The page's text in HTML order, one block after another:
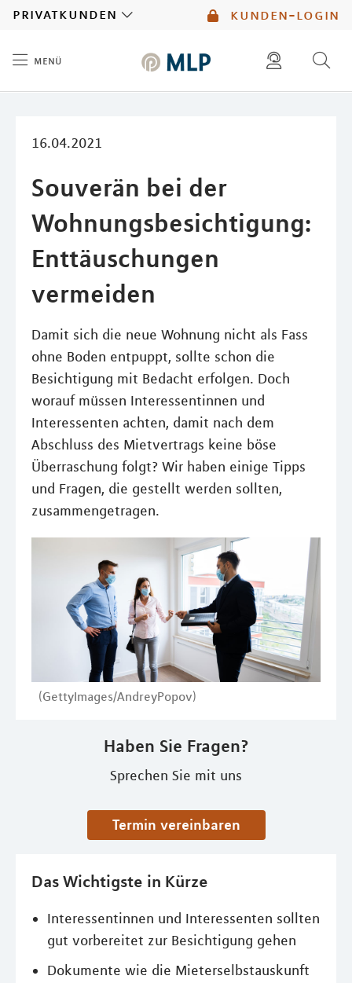
kunden-login
privatkunden
menü
16.04.2021
Souverän bei der
Wohnungsbesichtigung:
Enttäuschungen
vermeiden
Damit sich die neue Wohnung nicht als Fass
ohne Boden entpuppt, sollte schon die
Besichtigung mit Bedacht erfolgen. Doch
worauf müssen Interessentinnen und
Interessenten achten, damit nach dem
Abschluss des Mietvertrags keine böse
Überraschung folgt? Wir haben einige Tipps
und Fragen, die gestellt werden sollten,
zusammengetragen.
(GettyImages/AndreyPopov)
Haben Sie Fragen?
Sprechen Sie mit uns
Termin vereinbaren
Das Wichtigste in Kürze
Interessentinnen und Interessenten sollten
gut vorbereitet zur Besichtigung gehen
Dokumente wie die Mieterselbstauskunft